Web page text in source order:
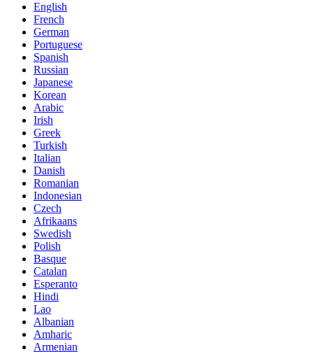
English
French
German
Portuguese
Spanish
Russian
Japanese
Korean
Arabic
Irish
Greek
Turkish
Italian
Danish
Romanian
Indonesian
Czech
Afrikaans
Swedish
Polish
Basque
Catalan
Esperanto
Hindi
Lao
Albanian
Amharic
Armenian